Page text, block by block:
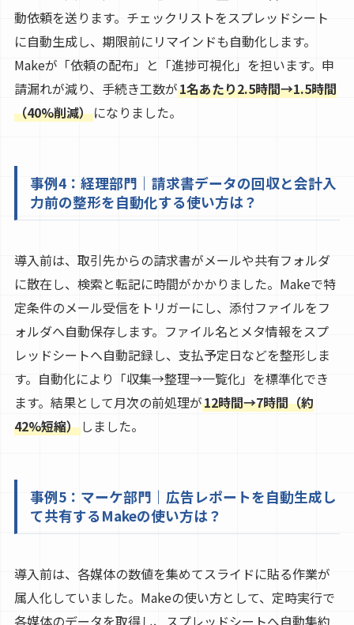
動依頼を送ります。チェックリストをスプレッドシート
に自動生成し、期限前にリマインドも自動化します。
Makeが「依頼の配布」と「進捗可視化」を担います。申
請漏れが減り、手続き工数が1名あたり2.5時間→1.5時間
（40%削減）になりました。
事例4：経理部門｜請求書データの回収と会計入
力前の整形を自動化する使い方は？
導入前は、取引先からの請求書がメールや共有フォルダ
に散在し、検索と転記に時間がかかりました。Makeで特
定条件のメール受信をトリガーにし、添付ファイルをフ
ォルダへ自動保存します。ファイル名とメタ情報をスプ
レッドシートへ自動記録し、支払予定日などを整形しま
す。自動化により「収集→整理→一覧化」を標準化でき
ます。結果として月次の前処理が12時間→7時間（約
42%短縮）しました。
事例5：マーケ部門｜広告レポートを自動生成し
て共有するMakeの使い方は？
導入前は、各媒体の数値を集めてスライドに貼る作業が
属人化していました。Makeの使い方として、定時実行で